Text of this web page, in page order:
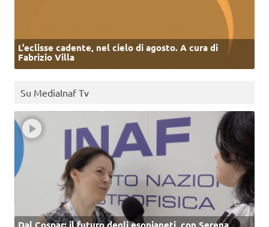
L’eclisse cadente, nel cielo di agosto. A cura di
Fabrizio Villa
Su MediaInaf Tv
Dal Cospar: il futuro degli esopianeti, con Serena